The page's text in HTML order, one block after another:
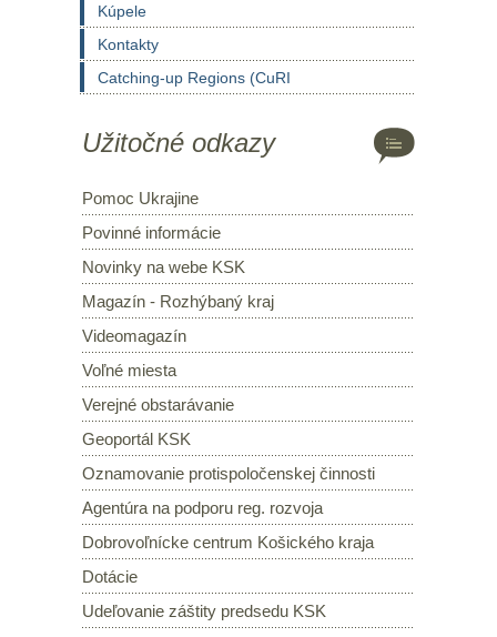
Kúpele
Kontakty
Catching-up Regions (CuRI
Užitočné odkazy
Pomoc Ukrajine
Povinné informácie
Novinky na webe KSK
Magazín - Rozhýbaný kraj
Videomagazín
Voľné miesta
Verejné obstarávanie
Geoportál KSK
Oznamovanie protispoločenskej činnosti
Agentúra na podporu reg. rozvoja
Dobrovoľnícke centrum Košického kraja
Dotácie
Udeľovanie záštity predsedu KSK